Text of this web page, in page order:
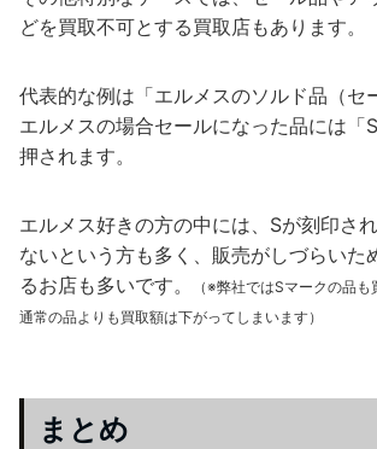
どを買取不可とする買取店もあります。
代表的な例は「エルメスのソルド品（セ
エルメスの場合セールになった品には「
押されます。
エルメス好きの方の中には、Sが刻印さ
ないという方も多く、販売がしづらいた
るお店も多いです。
（※弊社ではSマークの品も
通常の品よりも買取額は下がってしまいます）
まとめ